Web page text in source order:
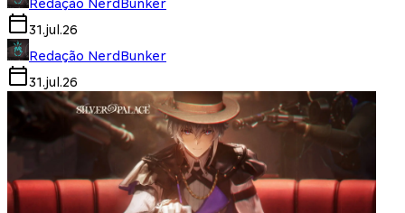
Redação NerdBunker
31.jul.26
Redação NerdBunker
31.jul.26